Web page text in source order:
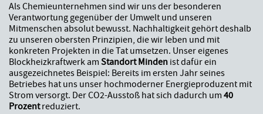
Als Chemieunternehmen sind wir uns der besonderen
Verantwortung gegenüber der Umwelt und unseren
Mitmenschen absolut bewusst. Nachhaltigkeit gehört deshalb
zu unseren obersten Prinzipien, die wir leben und mit
konkreten Projekten in die Tat umsetzen. Unser eigenes
Blockheizkraftwerk am Standort Minden ist dafür ein
ausgezeichnetes Beispiel: Bereits im ersten Jahr seines
Betriebes hat uns unser hochmoderner Energieproduzent mit
Strom versorgt. Der CO2-Ausstoß hat sich dadurch um 40
Prozentreduziert.